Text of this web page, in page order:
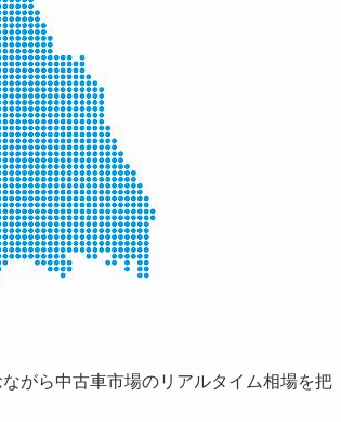
がら中古車市場のリアルタイム相場を把